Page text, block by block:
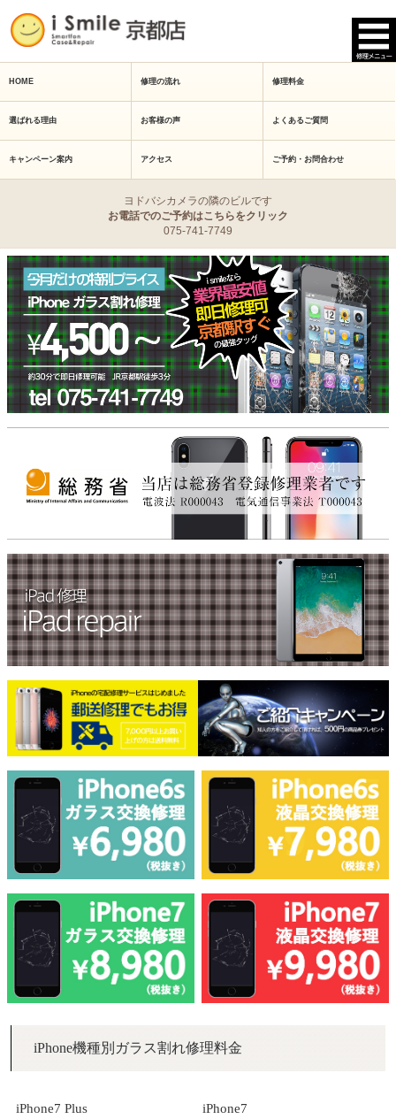
HOME 修理の流れ 修理料金
選ばれる理由 お客様の声 よくあるご質問
キャンペーン案内 アクセス ご予約・お問合わせ
ヨドバシカメラの隣のビルです
お電話でのご予約はこちらをクリック
075-741-7749
iPhone機種別ガラス割れ修理料金
iPhone7 Plus iPhone7